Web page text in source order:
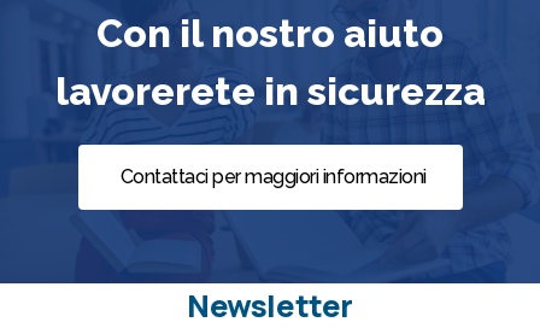
Con il nostro aiuto
lavorerete in sicurezza
Contattaci per maggiori informazioni
Newsletter